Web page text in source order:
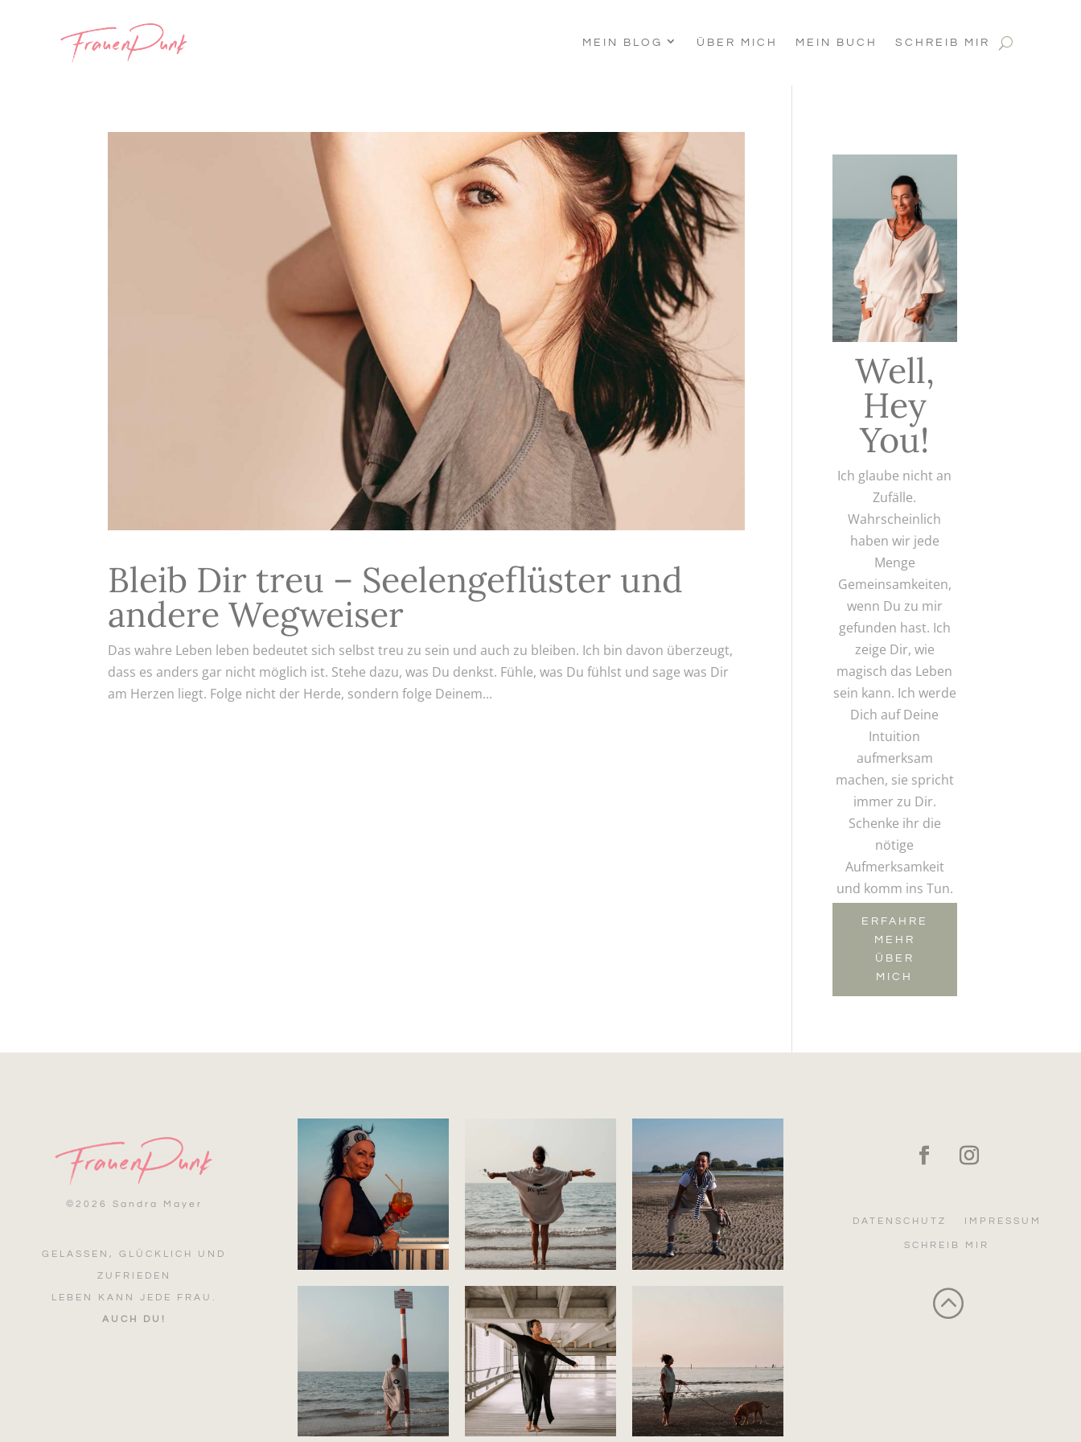
MEIN BLOG ÜBER MICH MEIN BUCH SCHREIB MIR
Bleib Dir treu – Seelengeflüster und
andere Wegweiser
Das wahre Leben leben bedeutet sich selbst treu zu sein und auch zu bleiben. Ich bin davon überzeugt,
dass es anders gar nicht möglich ist. Stehe dazu, was Du denkst. Fühle, was Du fühlst und sage was Dir
am Herzen liegt. Folge nicht der Herde, sondern folge Deinem...
Well,
Hey
You!
Ich glaube nicht an
Zufälle.
Wahrscheinlich
haben wir jede
Menge
Gemeinsamkeiten,
wenn Du zu mir
gefunden hast. Ich
zeige Dir, wie
magisch das Leben
sein kann. Ich werde
Dich auf Deine
Intuition
aufmerksam
machen, sie spricht
immer zu Dir.
Schenke ihr die
nötige
Aufmerksamkeit
und komm ins Tun.
ERFAHRE
MEHR
ÜBER
MICH
© 2026 Sandra Mayer
GELASSEN, GLÜCKLICH UND
ZUFRIEDEN
LEBEN KANN JEDE FRAU.
AUCH DU!
DATENSCHUTZ IMPRESSUM
SCHREIB MIR
: